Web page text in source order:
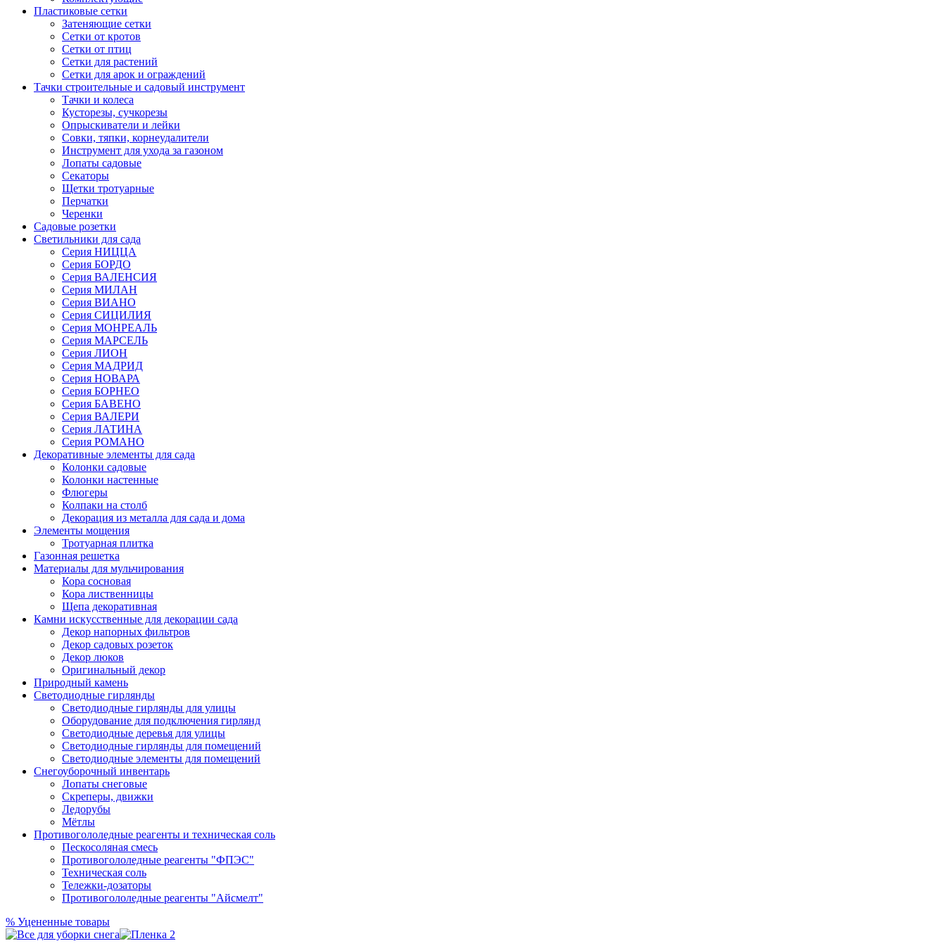
Пластиковые сетки
Затеняющие сетки
Сетки от кротов
Сетки от птиц
Сетки для растений
Сетки для арок и ограждений
Тачки строительные и садовый инструмент
Тачки и колеса
Кусторезы, сучкорезы
Опрыскиватели и лейки
Совки, тяпки, корнеудалители
Инструмент для ухода за газоном
Лопаты садовые
Секаторы
Щетки тротуарные
Перчатки
Черенки
Садовые розетки
Светильники для сада
Серия НИЦЦА
Серия БОРДО
Серия ВАЛЕНСИЯ
Серия МИЛАН
Серия ВИАНО
Серия СИЦИЛИЯ
Серия МОНРЕАЛЬ
Серия МАРСЕЛЬ
Серия ЛИОН
Серия МАДРИД
Серия НОВАРА
Серия БОРНЕО
Серия БАВЕНО
Серия ВАЛЕРИ
Серия ЛАТИНА
Серия РОМАНО
Декоративные элементы для сада
Колонки садовые
Колонки настенные
Флюгеры
Колпаки на столб
Декорация из металла для сада и дома
Элементы мощения
Тротуарная плитка
Газонная решетка
Материалы для мульчирования
Кора сосновая
Кора лиственницы
Щепа декоративная
Камни искусственные для декорации сада
Декор напорных фильтров
Декор садовых розеток
Декор люков
Оригинальный декор
Природный камень
Светодиодные гирлянды
Светодиодные гирлянды для улицы
Оборудование для подключения гирлянд
Светодиодные деревья для улицы
Светодиодные гирлянды для помещений
Светодиодные элементы для помещений
Снегоуборочный инвентарь
Лопаты снеговые
Скреперы, движки
Ледорубы
Мётлы
Противогололедные реагенты и техническая соль
Пескосоляная смесь
Противогололедные реагенты "ФПЭС"
Техническая соль
Тележки-дозаторы
Противогололедные реагенты "Айсмелт"
% Уцененные товары